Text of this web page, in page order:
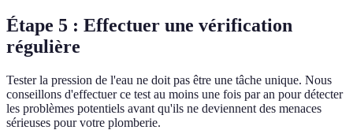
Étape 5 : Effectuer une vérification
régulière
Tester la pression de l'eau ne doit pas être une tâche unique. Nous
conseillons d'effectuer ce test au moins une fois par an pour détecter
les problèmes potentiels avant qu'ils ne deviennent des menaces
sérieuses pour votre plomberie.